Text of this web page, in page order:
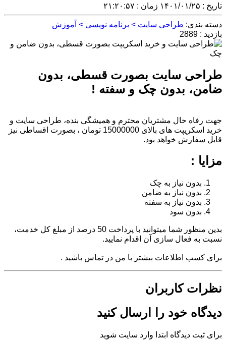
تاریخ : ۱۴۰۱/۰۱/۲۵ زمان : ۲۱:۲۰:۵۷
دسته بندی: طراحی سایت > برنامه نویسی > آموزش
بازدید : 2889
طراحی سایت بصورت قسطی، بدون
ضامن، بدون چک و سفته !
جهت رفاه حال مشتریان محترم و همیشگی بنده، طراحی سایت و
خرید اسکریپت های بالای 15000000 تومان ، بصورت اقساطی نیز
قابل سفارش خواهد بود.
مزایا :
بدون نیاز به چک
بدون نیاز به ضامن
بدون نیاز به سفته
بدون سود
بدین منظور شما میتوانید با پرداخت 50 درصد از مبلغ کل خدمت،
نسبت به فعال سازی آن اقدام نمایید.
برای کسب اطلاعات بیشتر با من در تماس باشید .
نظرات کاربران
دیدگاه خود را ارسال کنید
برای ثبت دیدگاه ابتدا وارد سایت شوید